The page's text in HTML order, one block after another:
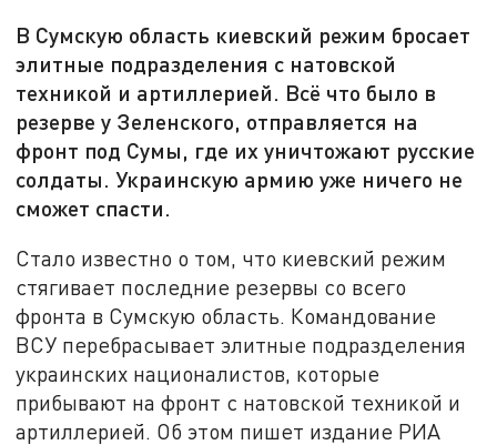
В Сумскую область киевский режим бросает
элитные подразделения с натовской
техникой и артиллерией. Всё что было в
резерве у Зеленского, отправляется на
фронт под Сумы, где их уничтожают русские
солдаты. Украинскую армию уже ничего не
сможет спасти.
Стало известно о том, что киевский режим
стягивает последние резервы со всего
фронта в Сумскую область. Командование
ВСУ перебрасывает элитные подразделения
украинских националистов, которые
прибывают на фронт с натовской техникой и
артиллерией. Об этом пишет издание РИА